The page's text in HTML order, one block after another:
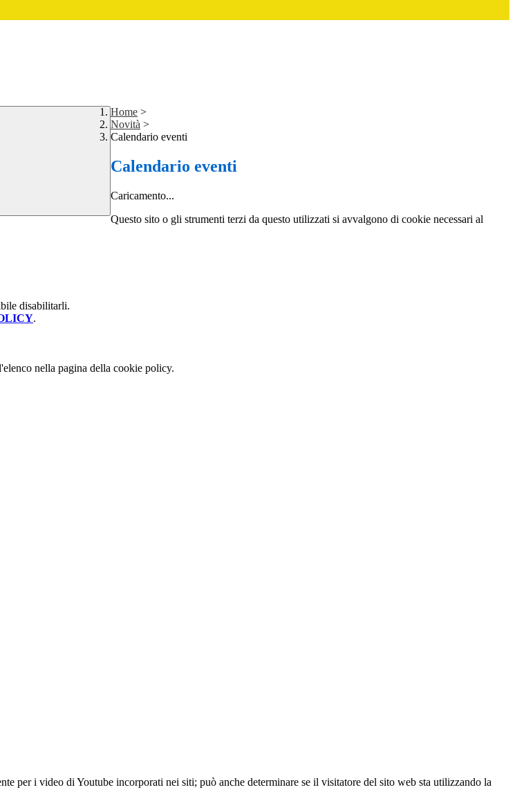
Home >
Novità >
Calendario eventi
Calendario eventi
Caricamento...
Questo sito o gli strumenti terzi da questo utilizzati si avvalgono di cookie necessari al
disabilitarli.
.
nella pagina della cookie policy.
per i video di Youtube incorporati nei siti; può anche determinare se il visitatore del sito web sta utilizzando la